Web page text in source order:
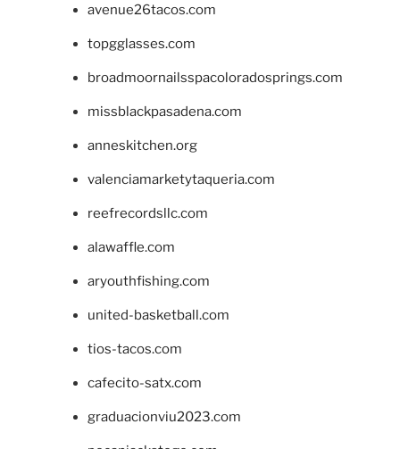
avenue26tacos.com
topgglasses.com
broadmoornailsspacoloradosprings.com
missblackpasadena.com
anneskitchen.org
valenciamarketytaqueria.com
reefrecordsllc.com
alawaffle.com
aryouthfishing.com
united-basketball.com
tios-tacos.com
cafecito-satx.com
graduacionviu2023.com